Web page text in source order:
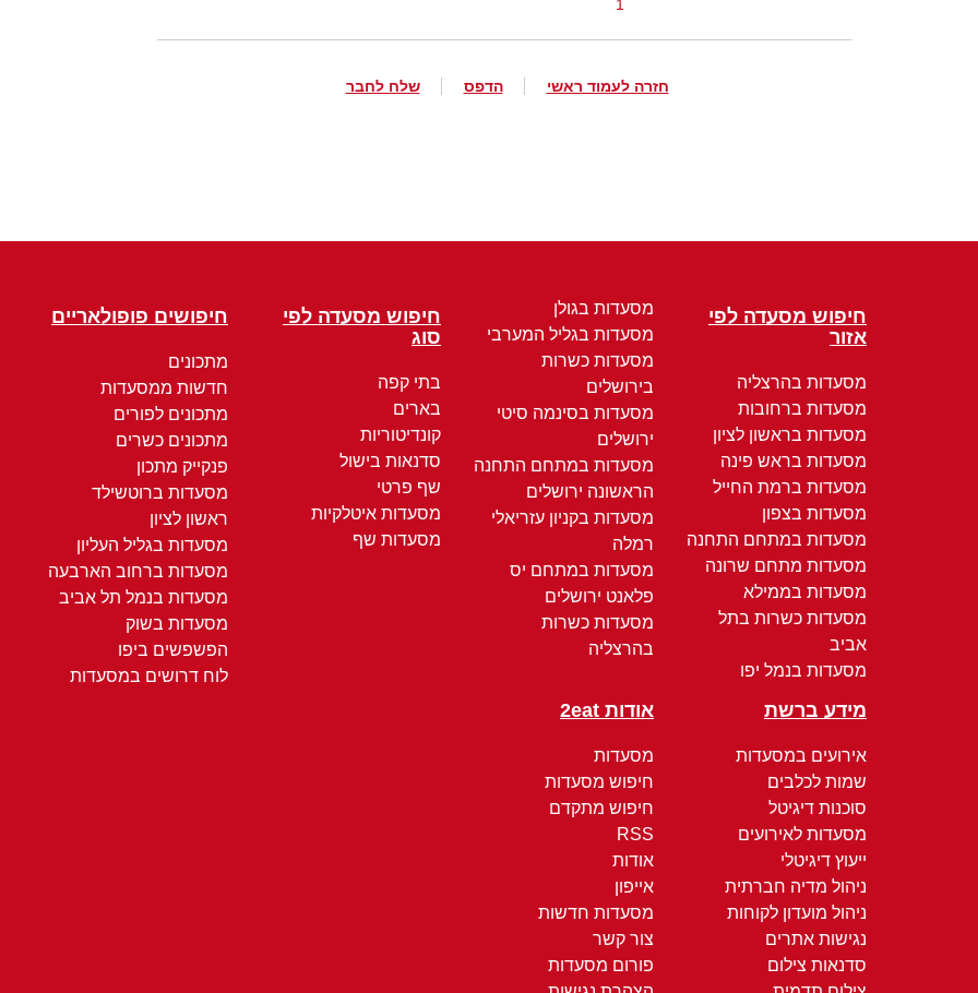
1
חזרה לעמוד ראשי הדפס שלח לחבר
חיפוש מסעדה לפי
אזור
מסעדות בהרצליה
מסעדות ברחובות
מסעדות בראשון לציון
מסעדות בראש פינה
מסעדות ברמת החייל
מסעדות בצפון
מסעדות במתחם התחנה
מסעדות מתחם שרונה
מסעדות בממילא
מסעדות כשרות בתל
אביב
מסעדות בנמל יפו
מסעדות בגולן
מסעדות בגליל המערבי
מסעדות כשרות
בירושלים
מסעדות בסינמה סיטי
ירושלים
מסעדות במתחם התחנה
הראשונה ירושלים
מסעדות בקניון עזריאלי
רמלה
מסעדות במתחם יס
פלאנט ירושלים
מסעדות כשרות
בהרצליה
חיפוש מסעדה לפי
סוג
בתי קפה
בארים
קונדיטוריות
סדנאות בישול
שף פרטי
מסעדות איטלקיות
מסעדות שף
חיפושים פופולאריים
מתכונים
חדשות ממסעדות
מתכונים לפורים
מתכונים כשרים
פנקייק מתכון
מסעדות ברוטשילד
ראשון לציון
מסעדות בגליל העליון
מסעדות ברחוב הארבעה
מסעדות בנמל תל אביב
מסעדות בשוק
הפשפשים ביפו
לוח דרושים במסעדות
מידע ברשת
אירועים במסעדות
שמות לכלבים
סוכנות דיגיטל
מסעדות לאירועים
ייעוץ דיגיטלי
ניהול מדיה חברתית
ניהול מועדון לקוחות
נגישות אתרים
סדנאות צילום
אודות 2eat
מסעדות
חיפוש מסעדות
חיפוש מתקדם
RSS
אודות
אייפון
מסעדות חדשות
צור קשר
פורום מסעדות